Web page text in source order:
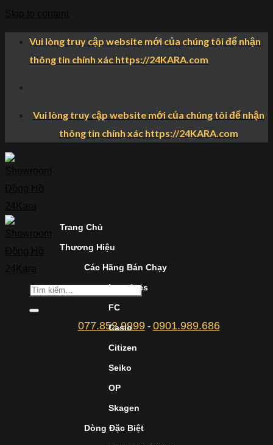
Vui lòng truy cập website mới của chúng tôi để nhận
thông tin chính xác https://24KARA.com
Vui lòng truy cập website mới của chúng tôi để nhận
thông tin chính xác https://24KARA.com
077.852.9999- 0901.989.686
Trang Chủ
Thương Hiệu
Các Hãng Bán Chạy
Longines
FC
Casio
Citizen
Seiko
OP
Skagen
Dòng Đặc Biệt